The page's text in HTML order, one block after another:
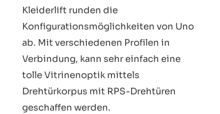
Kleiderlift runden die
Konfigurationsmöglichkeiten von Uno
ab. Mit verschiedenen Profilen in
Verbindung, kann sehr einfach eine
tolle Vitrinenoptik mittels
Drehtürkorpus mit RPS-Drehtüren
geschaffen werden.